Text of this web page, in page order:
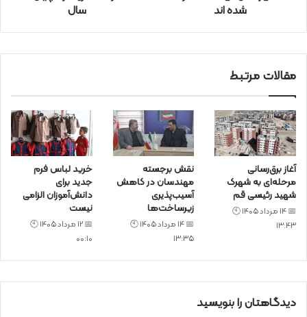
شده اند
سال
مقالات مرتبط
آغاز برق‌رسانی
مرحله‌ای به شهرک
شهید رئیسی قم
📅 14 مرداد 1405 🕙
13:43
نقش برجسته
مهندسان در کاهش
آسیب‌پذیری
زیرساخت‌ها
📅 14 مرداد 1405 🕙
13:35
خرید لباس فرم
جدید برای
دانش‌آموزان الزامی
نیست
📅 12 مرداد 1405 🕙
00:10
دیدگاهتان را بنویسید